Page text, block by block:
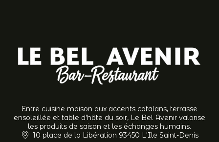
Entre cuisine maison aux accents catalans, terrasse
ensoleillée et table d’hôte du soir, Le Bel Avenir valorise
les produits de saison et les échanges humains.
10 place de la Libération 93450 L'Ile Saint-Denis